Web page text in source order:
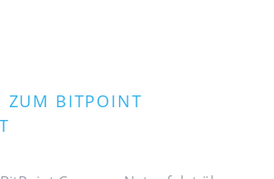
ZUM BITPOINT